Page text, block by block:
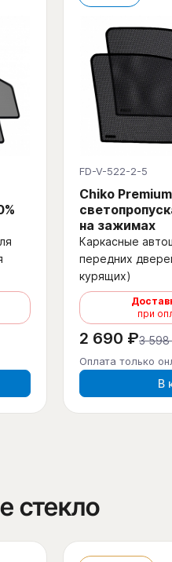
FD-V-522-2-5
Chiko Premium
на зажимах
Каркасные
передних
курящих)
при
2 690 ₽3
Оплата только
В
стекло